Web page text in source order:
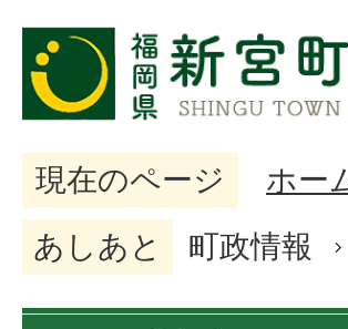
現在のページ ホー
あしあと
町政情報